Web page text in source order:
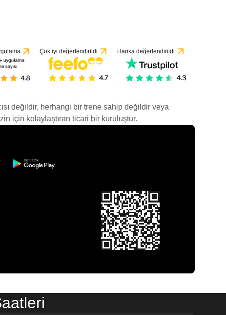
Çok iyi değerlendirildi Harika değerlendirildi
değildir, herhangi bir trene sahip değildir veya
için kolaylaştıran ticari bir kuruluştur.